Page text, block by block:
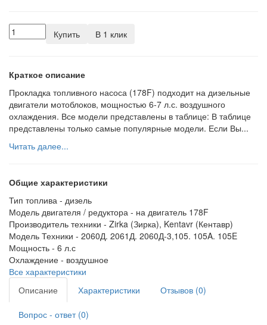
Купить В 1 клик
Краткое описание
Прокладка топливного насоса (178F) подходит на дизельные
двигатели мотоблоков, мощностью 6-7 л.с. воздушного
охлаждения. Все модели представлены в таблице: В таблице
представлены только самые популярные модели. Если Вы...
Читать далее...
Общие характеристики
Тип топлива - дизель
Модель двигателя / редуктора - на двигатель 178F
Производитель техники - Zirka (Зирка), Kentavr (Кентавр)
Модель Техники - 2060Д. 2061Д. 2060Д-3,105. 105A. 105E
Мощность - 6 л.с
Охлаждение - воздушное
Все характеристики
Описание
Характеристики Отзывов (0)
Вопрос - ответ (0)